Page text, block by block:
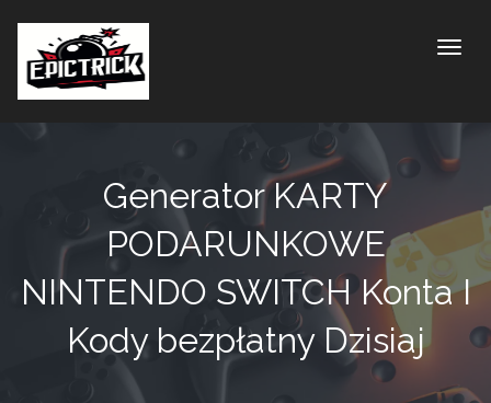
Generator KARTY
PODARUNKOWE
NINTENDO SWITCH Konta I
Kody bezpłatny Dzisiaj